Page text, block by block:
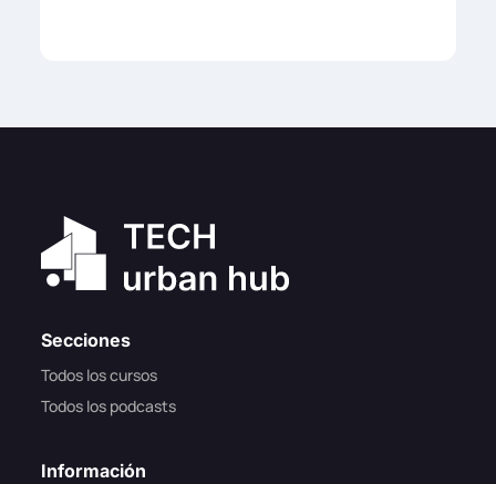
Secciones
Todos los cursos
Todos los podcasts
Información